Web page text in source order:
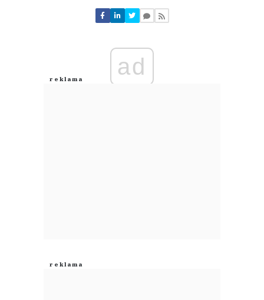
Nie znaleziono komentarzy
Zostaw swoje komentarze
Anuluj
ad